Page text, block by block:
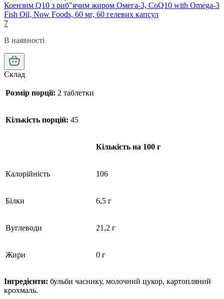
Коензим Q10 з риб"ячим жиром Омега-3, CoQ10 with Omega-3
Fish Oil, Now Foods, 60 мг, 60 гелевих капсул
7
В наявності
Склад
Розмір порції: 2 таблетки
Кількість порцій: 45
Кількість на 100 г
Калорійність 106
Білки 6,5 г
Вуглеводи 21,2 г
Жири 0 г
Інгредієнти: бульби часнику, молочний цукор, картопляний
крохмаль.